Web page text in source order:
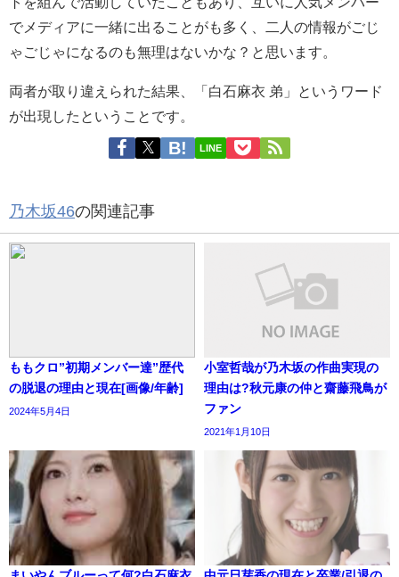
でメディアに一緒に出ることがも多く、二人の情報がごじ
ゃごじゃになるのも無理はないかな？と思います。
両者が取り違えられた結果、「白石麻衣 弟」というワード
が出現したということです。
LINE
乃木坂46の関連記事
ももクロ”初期メンバー達”歴代
の脱退の理由と現在[画像/年齢]
2024年5月4日
小室哲哉が乃木坂の作曲実現の
理由は?秋元康の仲と齋藤飛鳥が
ファン
2021年1月10日